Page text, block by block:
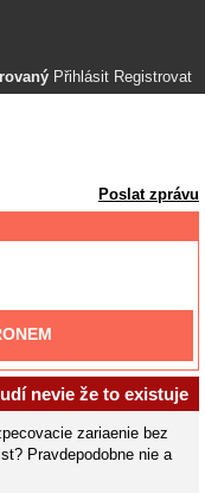
Přihlásit Registrovat
Poslat zprávu
nevie že to existuje
zariaenie bez
Pravdepodobne nie a